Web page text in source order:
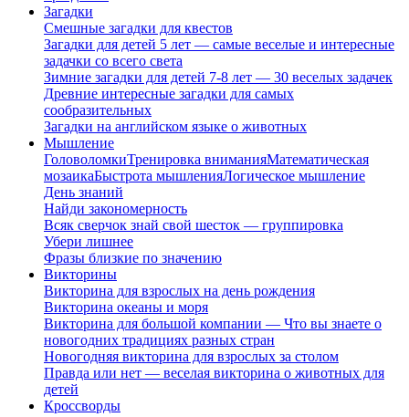
Загадки
Смешные загадки для квестов
Загадки для детей 5 лет — самые веселые и интересные
задачки со всего света
Зимние загадки для детей 7-8 лет — 30 веселых задачек
Древние интересные загадки для самых
сообразительных
Загадки на английском языке о животных
Мышление
ГоловоломкиТренировка вниманияМатематическая
мозаикаБыстрота мышленияЛогическое мышление
День знаний
Найди закономерность
Всяк сверчок знай свой шесток — группировка
Убери лишнее
Фразы близкие по значению
Викторины
Викторина для взрослых на день рождения
Викторина океаны и моря
Викторина для большой компании — Что вы знаете о
новогодних традициях разных стран
Новогодняя викторина для взрослых за столом
Правда или нет — веселая викторина о животных для
детей
Кроссворды